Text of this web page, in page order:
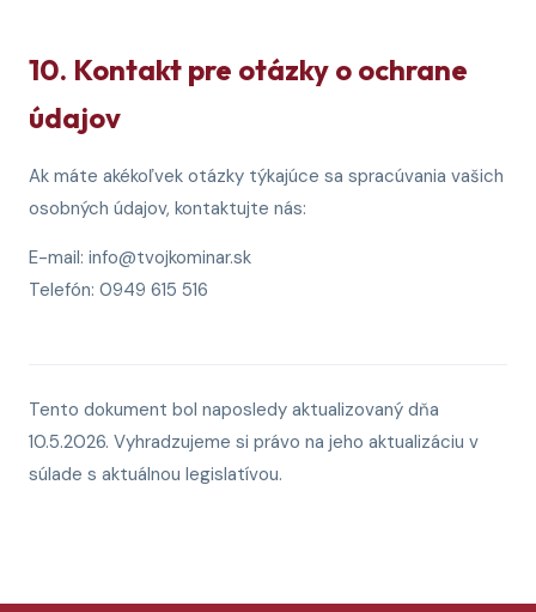
10. Kontakt pre otázky o ochrane
údajov
Ak máte akékoľvek otázky týkajúce sa spracúvania vašich
osobných údajov, kontaktujte nás:
E-mail: info@tvojkominar.sk
Telefón: 0949 615 516
Tento dokument bol naposledy aktualizovaný dňa
10.5.2026. Vyhradzujeme si právo na jeho aktualizáciu v
súlade s aktuálnou legislatívou.